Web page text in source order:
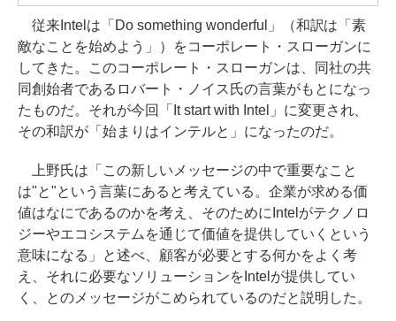
従来Intelは「Do something wonderful」（和訳は「素
敵なことを始めよう」）をコーポレート・スローガンに
してきた。このコーポレート・スローガンは、同社の共
同創始者であるロバート・ノイス氏の言葉がもとになっ
たものだ。それが今回「It start with Intel」に変更され、
その和訳が「始まりはインテルと」になったのだ。
上野氏は「この新しいメッセージの中で重要なこと
は"と"という言葉にあると考えている。企業が求める価
値はなにであるのかを考え、そのためにIntelがテクノロ
ジーやエコシステムを通じて価値を提供していくという
意味になる」と述べ、顧客が必要とする何かをよく考
え、それに必要なソリューションをIntelが提供してい
く、とのメッセージがこめられているのだと説明した。